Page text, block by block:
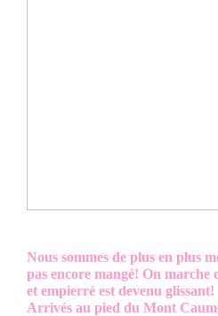
Nous sommes de plus en plus
pas encore mangé! On marche
et empierré est devenu glissant!
Arrivés au pied du Mont